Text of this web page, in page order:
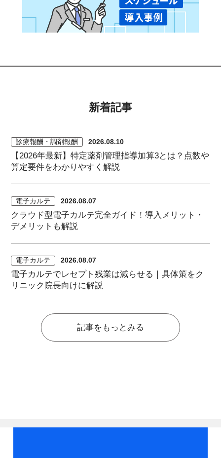
新着記事
診療報酬・調剤報酬 2026.08.10
【2026年最新】特定薬剤管理指導加算3とは？点数や
算定要件をわかりやすく解説
電子カルテ 2026.08.07
クラウド型電子カルテ完全ガイド！導入メリット・
デメリットも解説
電子カルテ 2026.08.07
電子カルテでレセプト残業は減らせる｜具体策をク
リニック院長向けに解説
記事をもっとみる